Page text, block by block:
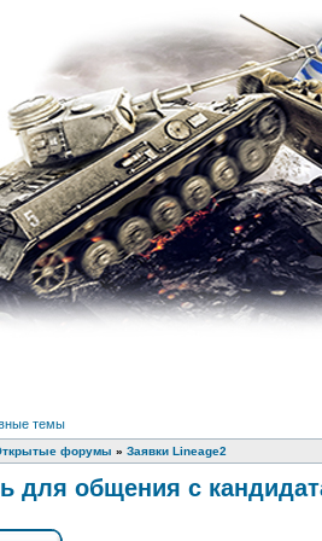
темы
форумы » Заявки Lineage2
для общения с